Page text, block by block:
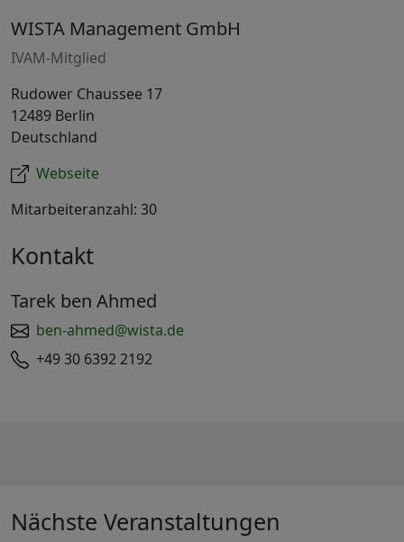
WISTA Management GmbH
IVAM-Mitglied
Rudower Chaussee 17
12489 Berlin
Deutschland
Webseite
Mitarbeiteranzahl: 30
Kontakt
Tarek ben Ahmed
ben-ahmed@wista.de
+49 30 6392 2192
Nächste Veranstaltungen